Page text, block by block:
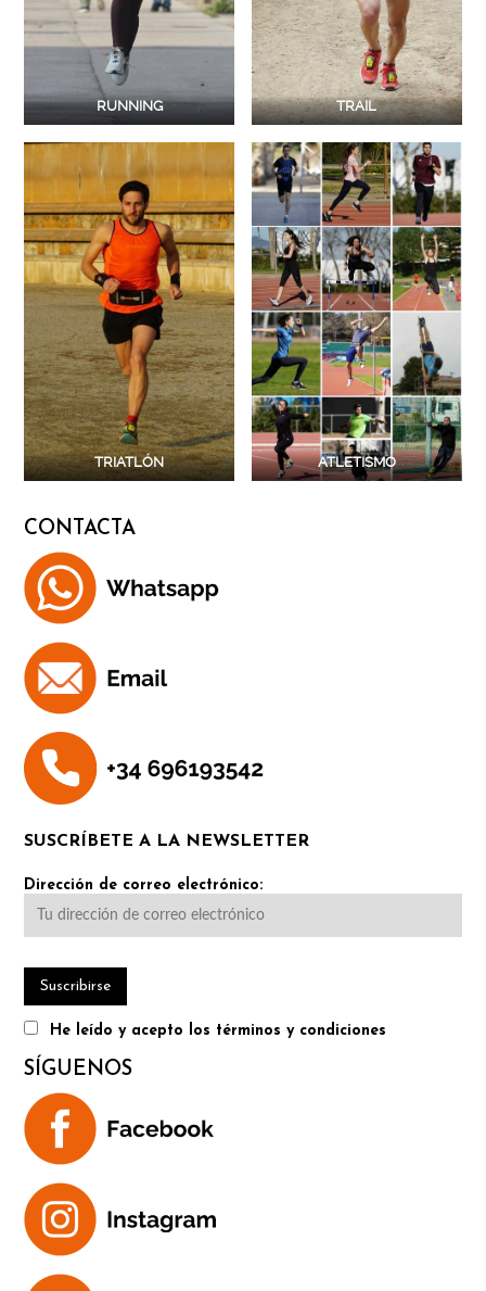
RUNNING TRAIL
TRIATLÓN ATLETISMO
CONTACTA
SUSCRÍBETE A LA NEWSLETTER
Dirección de correo electrónico:
He leído y acepto los términos y condiciones
SÍGUENOS